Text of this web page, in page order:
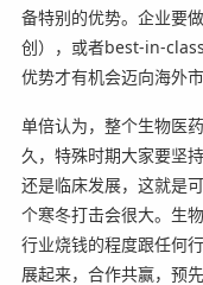
备特别的优势。企业要
创），或者best-in-
优势才有机会迈向海外市
单倍认为，整个生物医
久，特殊时期大家要坚
还是临床发展，这就是
个寒冬打击会很大。生
行业烧钱的程度跟任何
展起来，合作共赢，预